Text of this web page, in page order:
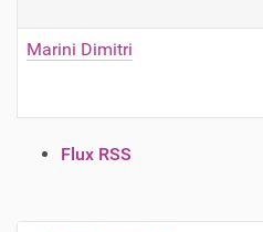
Marini Dimitri
Flux RSS